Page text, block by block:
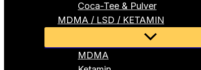
Coca-Tee & Pulver
MDMA / LSD / KETAMIN
Menü
umschalten
MDMA